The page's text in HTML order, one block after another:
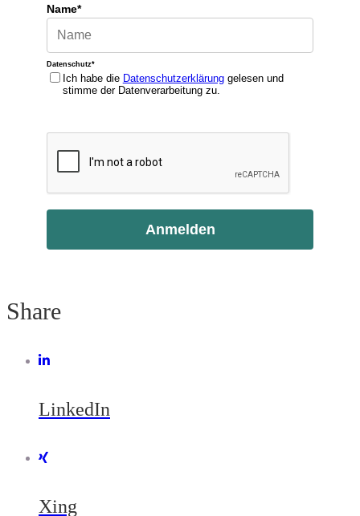
Name*
Datenschutz*
Ich habe die Datenschutzerklärunggelesen und
stimme der Datenverarbeitung zu.
Anmelden
Share
LinkedIn
Xing